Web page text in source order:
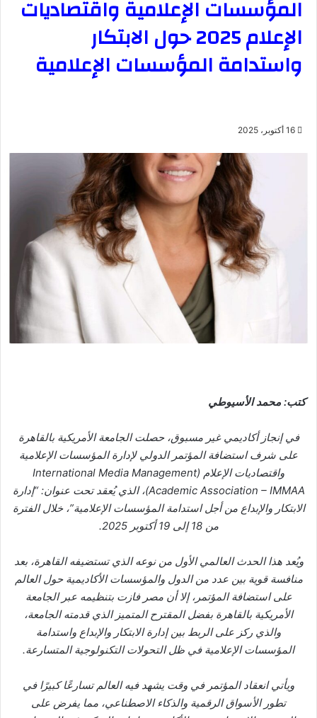
المؤسسات الإعلامية واقتصاديات
الإعلام 2025 حول الابتكار
واستدامة المؤسسات الإعلامية
16 أكتوبر، 2025
كتب: محمد الأسيوطي
في إنجاز أكاديمي غير مسبوق، حصلت الجامعة الأمريكية بالقاهرة
على شرف استضافة المؤتمر الدولي لإدارة المؤسسات الإعلامية
واقتصاديات الإعلام (International Media Management
Academic Association – IMMAA)، الذي يُعقد تحت عنوان: “إدارة
الابتكار والإبداع من أجل استدامة المؤسسات الإعلامية”، خلال الفترة
من 18 إلى 19 أكتوبر 2025.
ويُعد هذا الحدث العالمي الأول من نوعه الذي تستضيفه القاهرة، بعد
منافسة قوية بين عدد من الدول والمؤسسات الأكاديمية حول العالم
على استضافة المؤتمر، إلا أن مصر فازت بتنظيمه عبر الجامعة
الأمريكية بالقاهرة بفضل المقترح المتميز الذي قدمته الجامعة،
والذي ركز على الربط بين إدارة الابتكار والإبداع واستدامة
المؤسسات الإعلامية في ظل التحولات التكنولوجية المتسارعة.
ويأتي انعقاد المؤتمر في وقت يشهد فيه العالم تسارعًا كبيرًا في
تطور الأسواق الرقمية والذكاء الاصطناعي، مما يفرض على